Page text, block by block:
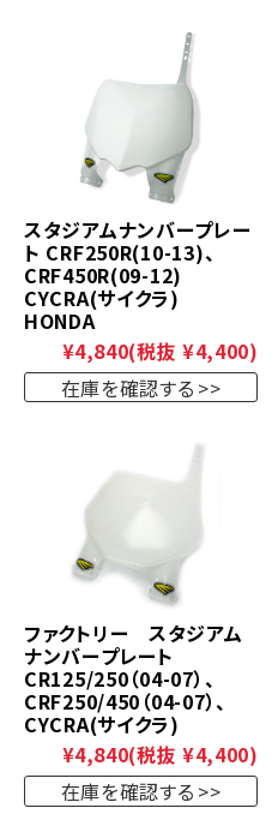
スタジアムナンバープレー
ト CRF250R(10-13)、
CRF450R(09-12)
CYCRA(サイクラ)
HONDA
¥4,840(税抜 ¥4,400)
在庫を確認する
ファクトリー スタジアム
ナンバープレート
CR125/250（04-07）、
CRF250/450（04-07）、
CYCRA(サイクラ)
¥4,840(税抜 ¥4,400)
在庫を確認する